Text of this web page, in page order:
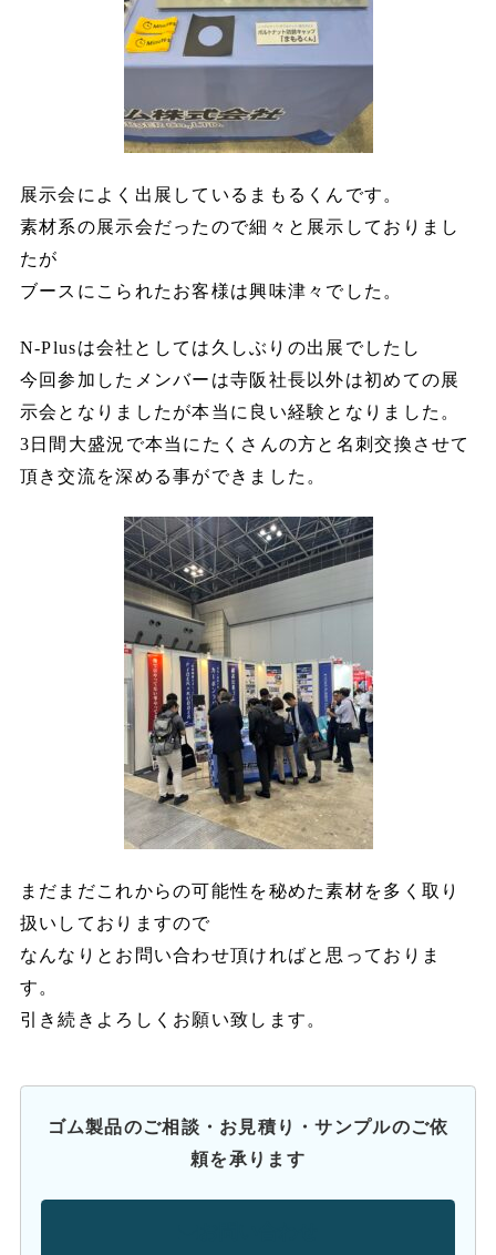
展示会によく出展しているまもるくんです。
素材系の展示会だったので細々と展示しておりまし
たが
ブースにこられたお客様は興味津々でした。
N-Plusは会社としては久しぶりの出展でしたし
今回参加したメンバーは寺阪社長以外は初めての展
示会となりましたが本当に良い経験となりました。
3日間大盛況で本当にたくさんの方と名刺交換させて
頂き交流を深める事ができました。
まだまだこれからの可能性を秘めた素材を多く取り
扱いしておりますので
なんなりとお問い合わせ頂ければと思っておりま
す。
引き続きよろしくお願い致します。
ゴム製品のご相談・お見積り・サンプルのご依
頼を承ります